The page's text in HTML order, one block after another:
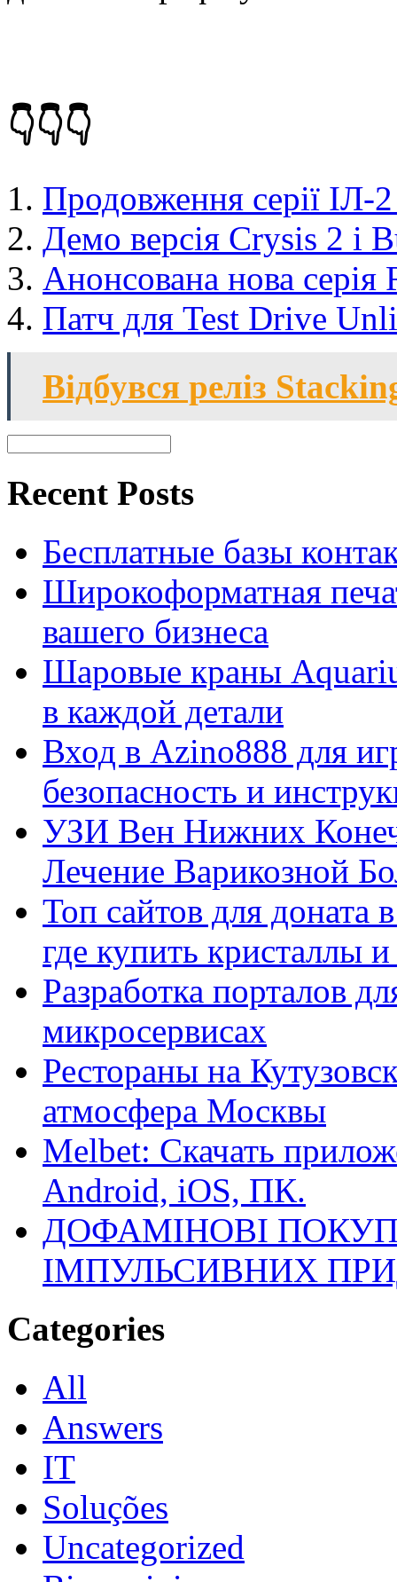
👇👇👇
Продовження серії ІЛ-
Демо версія Crysis 2 і
Анонсована нова серія
Патч для Test Drive
Відбувся реліз
Recent Posts
Бесплатные базы
Широкоформатная
вашего бизнеса
Шаровые краны
в каждой детали
Вход в Azino888 для
безопасность и
УЗИ Вен Нижних
Лечение Варикозной
Топ сайтов для
где купить кристаллы
Разработка порталов
микросервисах
Рестораны на
атмосфера Москвы
Melbet: Скачать
Android, iOS, ПК.
ДОФАМІНОВІ
ІМПУЛЬСИВНИХ
Categories
All
Answers
IT
Soluções
Uncategorized